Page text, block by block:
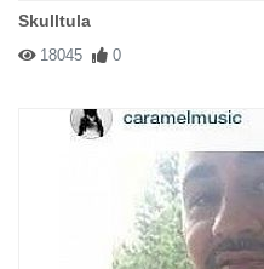
Skulltula
18045 0